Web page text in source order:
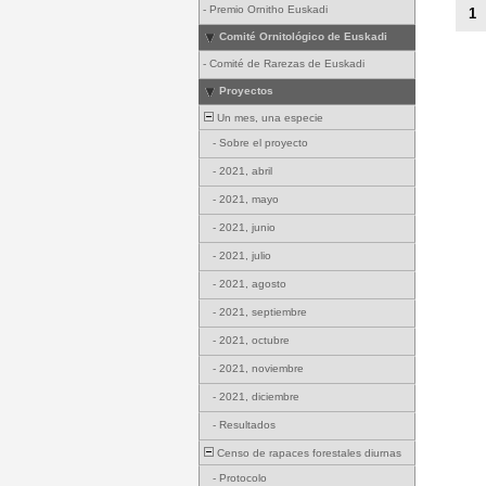
- Premio Ornitho Euskadi
Comité Ornitológico de Euskadi
- Comité de Rarezas de Euskadi
Proyectos
Un mes, una especie
- Sobre el proyecto
- 2021, abril
- 2021, mayo
- 2021, junio
- 2021, julio
- 2021, agosto
- 2021, septiembre
- 2021, octubre
- 2021, noviembre
- 2021, diciembre
- Resultados
Censo de rapaces forestales diurnas
- Protocolo
1